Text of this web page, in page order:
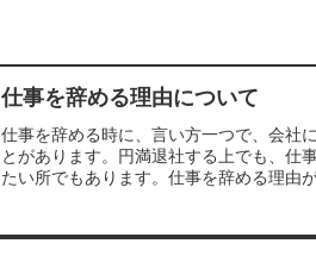
仕事を辞める理由について
仕事を辞める時に、言い方一つで、会社
とがあります。円満退社する上でも、仕
たい所でもあります。仕事を辞める理由